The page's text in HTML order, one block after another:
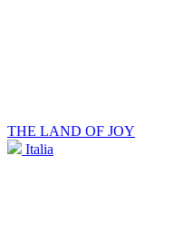
THE LAND OF JOY
Italia